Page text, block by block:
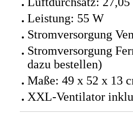
Leistung: 55 W
Stromversorgung
Stromversorgung
dazu bestellen)
Maße: 49 x 52 x 13
XXL-Ventilator